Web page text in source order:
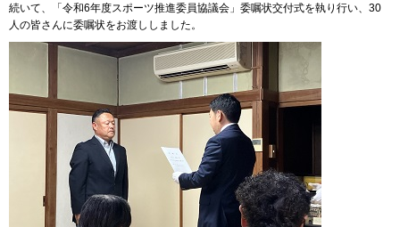
続いて、「令和6年度スポーツ推進委員協議会」委嘱状交付式を執り行い、30
人の皆さんに委嘱状をお渡ししました。